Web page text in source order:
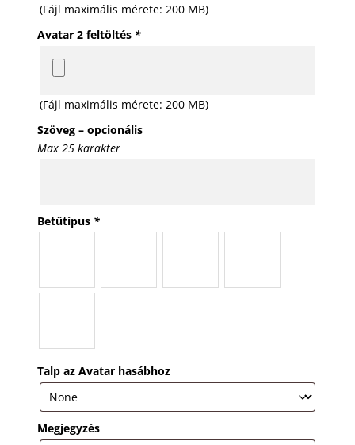
(Fájl maximális mérete: 200 MB)
Avatar 2 feltöltés *
(Fájl maximális mérete: 200 MB)
Szöveg – opcionális
Max 25 karakter
Betűtípus *
Talp az Avatar hasábhoz
Megjegyzés